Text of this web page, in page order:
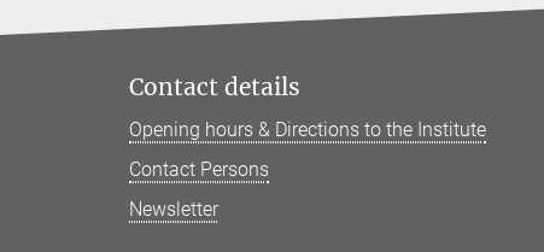
Contact details
Opening hours & Directions to the Institute
Contact Persons
Newsletter